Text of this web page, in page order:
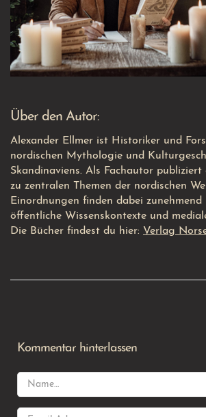
Über den Autor:
Alexander Ellmer ist Historiker und
nordischen Mythologie und
Skandinaviens. Als Fachautor
zu zentralen Themen der nordischen
Einordnungen finden dabei
öffentliche Wissenskontexte und
Die Bücher findest du hier: Verlag
Kommentar hinterlassen